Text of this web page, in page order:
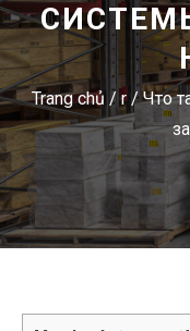
Trang chủ /r/Что